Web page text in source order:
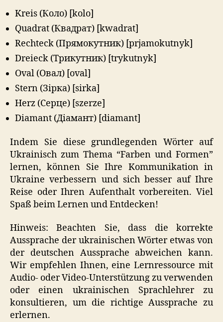
Kreis (Коло) [kolo]
Quadrat (Квадрат) [kwadrat]
Rechteck (Прямокутник) [prjamokutnyk]
Dreieck (Трикутник) [trykutnyk]
Oval (Овал) [oval]
Stern (Зірка) [sirka]
Herz (Серце) [szerze]
Diamant (Діамант) [diamant]
Indem Sie diese grundlegenden Wörter auf
Ukrainisch zum Thema “Farben und Formen”
lernen, können Sie Ihre Kommunikation in
Ukraine verbessern und sich besser auf Ihre
Reise oder Ihren Aufenthalt vorbereiten. Viel
Spaß beim Lernen und Entdecken!
Hinweis: Beachten Sie, dass die korrekte
Aussprache der ukrainischen Wörter etwas von
der deutschen Aussprache abweichen kann.
Wir empfehlen Ihnen, eine Lernressource mit
Audio- oder Video-Unterstützung zu verwenden
oder einen ukrainischen Sprachlehrer zu
konsultieren, um die richtige Aussprache zu
erlernen.